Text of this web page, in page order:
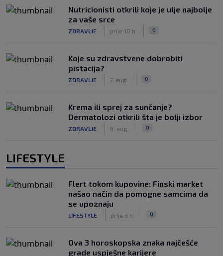
Nutricionisti otkrili koje je ulje najbolje
za vaše srce
ZDRAVLJE prije 10 h 0
Koje su zdravstvene dobrobiti
pistacija?
ZDRAVLJE 7. aug. 0
Krema ili sprej za sunčanje?
Dermatolozi otkrili šta je bolji izbor
ZDRAVLJE 6. aug. 0
LIFESTYLE
Flert tokom kupovine: Finski market
našao način da pomogne samcima da
se upoznaju
LIFESTYLE prije 3 h 0
Ova 3 horoskopska znaka najčešće
grade uspješne karijere